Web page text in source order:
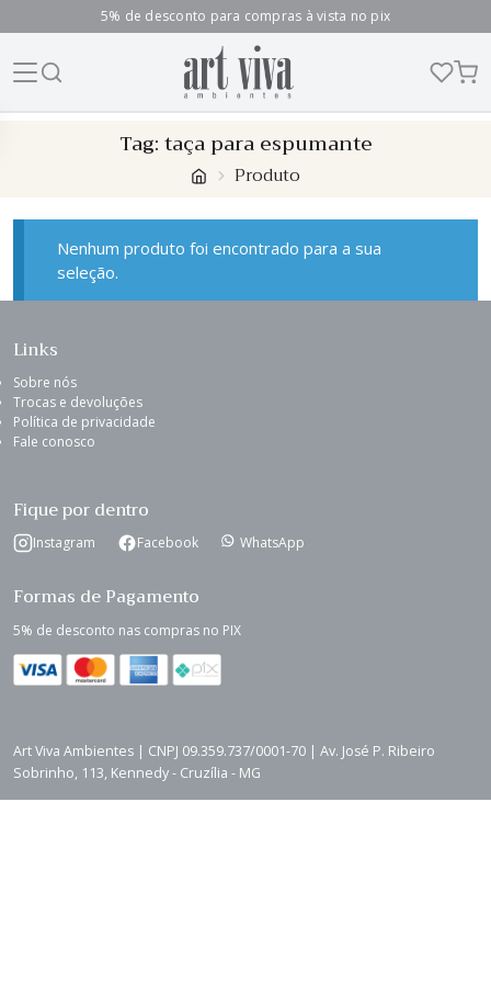
5% de desconto para compras à vista no pix
Tag:taça para espumante
Produto
Nenhum produto foi encontrado para a sua
seleção.
Links
Sobre nós
Trocas e devoluções
Política de privacidade
Fale conosco
Fique por dentro
Instagram Facebook WhatsApp
Formas de Pagamento
5% de desconto nas compras no PIX
Art Viva Ambientes | CNPJ 09.359.737/0001-70 | Av. José P. Ribeiro
Sobrinho, 113, Kennedy - Cruzília - MG